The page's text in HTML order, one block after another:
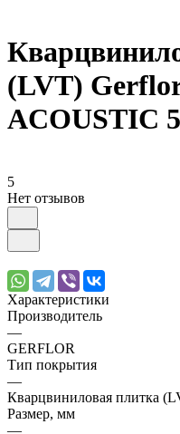
(LVT)
ACOUSTIC
5
Нет отзывов
Характеристики
Производитель
—
GERFLOR
Тип покрытия
—
Кварцвиниловая плитка
Размер, мм
—